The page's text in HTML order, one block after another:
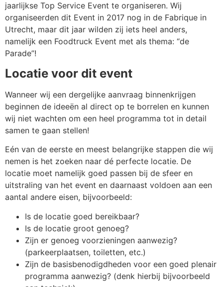
jaarlijkse Top Service Event te organiseren. Wij
organiseerden dit Event in 2017 nog in de Fabrique in
Utrecht, maar dit jaar wilden zij iets heel anders,
namelijk een Foodtruck Event met als thema: “de
Parade”!
Locatie voor dit event
Wanneer wij een dergelijke aanvraag binnenkrijgen
beginnen de ideeën al direct op te borrelen en kunnen
wij niet wachten om een heel programma tot in detail
samen te gaan stellen!
Eén van de eerste en meest belangrijke stappen die wij
nemen is het zoeken naar dé perfecte locatie. De
locatie moet namelijk goed passen bij de sfeer en
uitstraling van het event en daarnaast voldoen aan een
aantal andere eisen, bijvoorbeeld:
Is de locatie goed bereikbaar?
Is de locatie groot genoeg?
Zijn er genoeg voorzieningen aanwezig?
(parkeerplaatsen, toiletten, etc.)
Zijn de basisbenodigdheden voor een goed plenair
programma aanwezig? (denk hierbij bijvoorbeeld